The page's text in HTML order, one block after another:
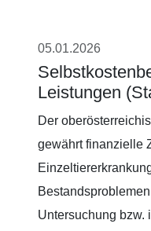
05.01.2026
Leistungen
Der
gewährt finanzielle
Untersuchung bzw.